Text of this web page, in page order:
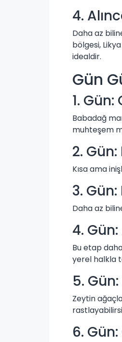
4.
Daha az
bölgesi,
idealdir.
Gün
1.
Babadağ
muhteşem
2.
Kısa ama
3.
Daha az
4.
Bu etap
yerel halkla
5.
Zeytin
6.